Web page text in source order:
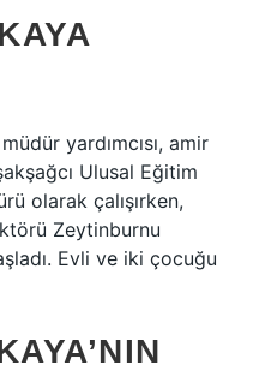
yardımcısı, amir
Ulusal Eğitim
olarak çalışırken,
Zeytinburnu
Evli ve iki çocuğu